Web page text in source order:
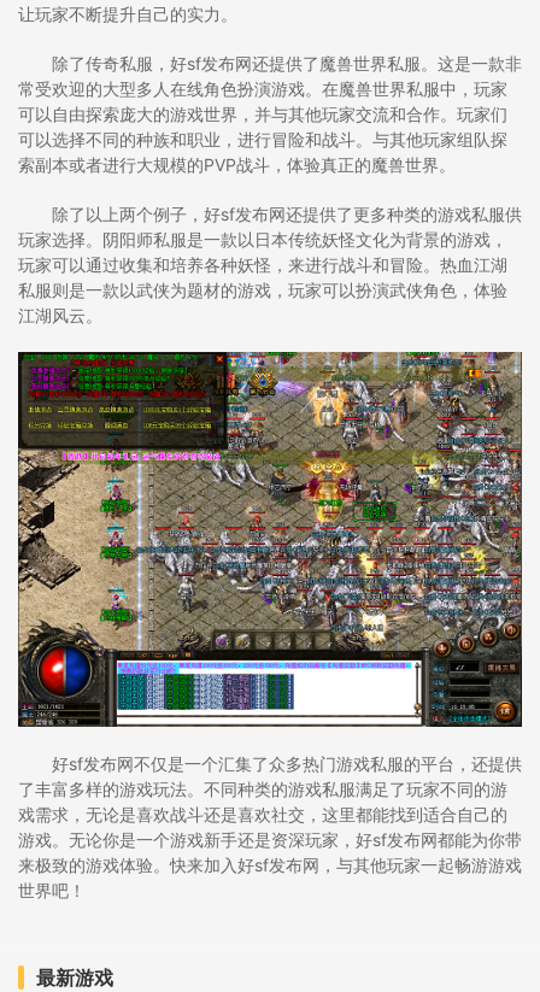
让玩家不断提升自己的实力。
除了传奇私服，好sf发布网还提供了魔兽世界私服。这是一款非
常受欢迎的大型多人在线角色扮演游戏。在魔兽世界私服中，玩家
可以自由探索庞大的游戏世界，并与其他玩家交流和合作。玩家们
可以选择不同的种族和职业，进行冒险和战斗。与其他玩家组队探
索副本或者进行大规模的PVP战斗，体验真正的魔兽世界。
除了以上两个例子，好sf发布网还提供了更多种类的游戏私服供
玩家选择。阴阳师私服是一款以日本传统妖怪文化为背景的游戏，
玩家可以通过收集和培养各种妖怪，来进行战斗和冒险。热血江湖
私服则是一款以武侠为题材的游戏，玩家可以扮演武侠角色，体验
江湖风云。
好sf发布网不仅是一个汇集了众多热门游戏私服的平台，还提供
了丰富多样的游戏玩法。不同种类的游戏私服满足了玩家不同的游
戏需求，无论是喜欢战斗还是喜欢社交，这里都能找到适合自己的
游戏。无论你是一个游戏新手还是资深玩家，好sf发布网都能为你带
来极致的游戏体验。快来加入好sf发布网，与其他玩家一起畅游游戏
世界吧！
最新游戏